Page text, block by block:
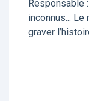
Responsable
inconnus...
graver